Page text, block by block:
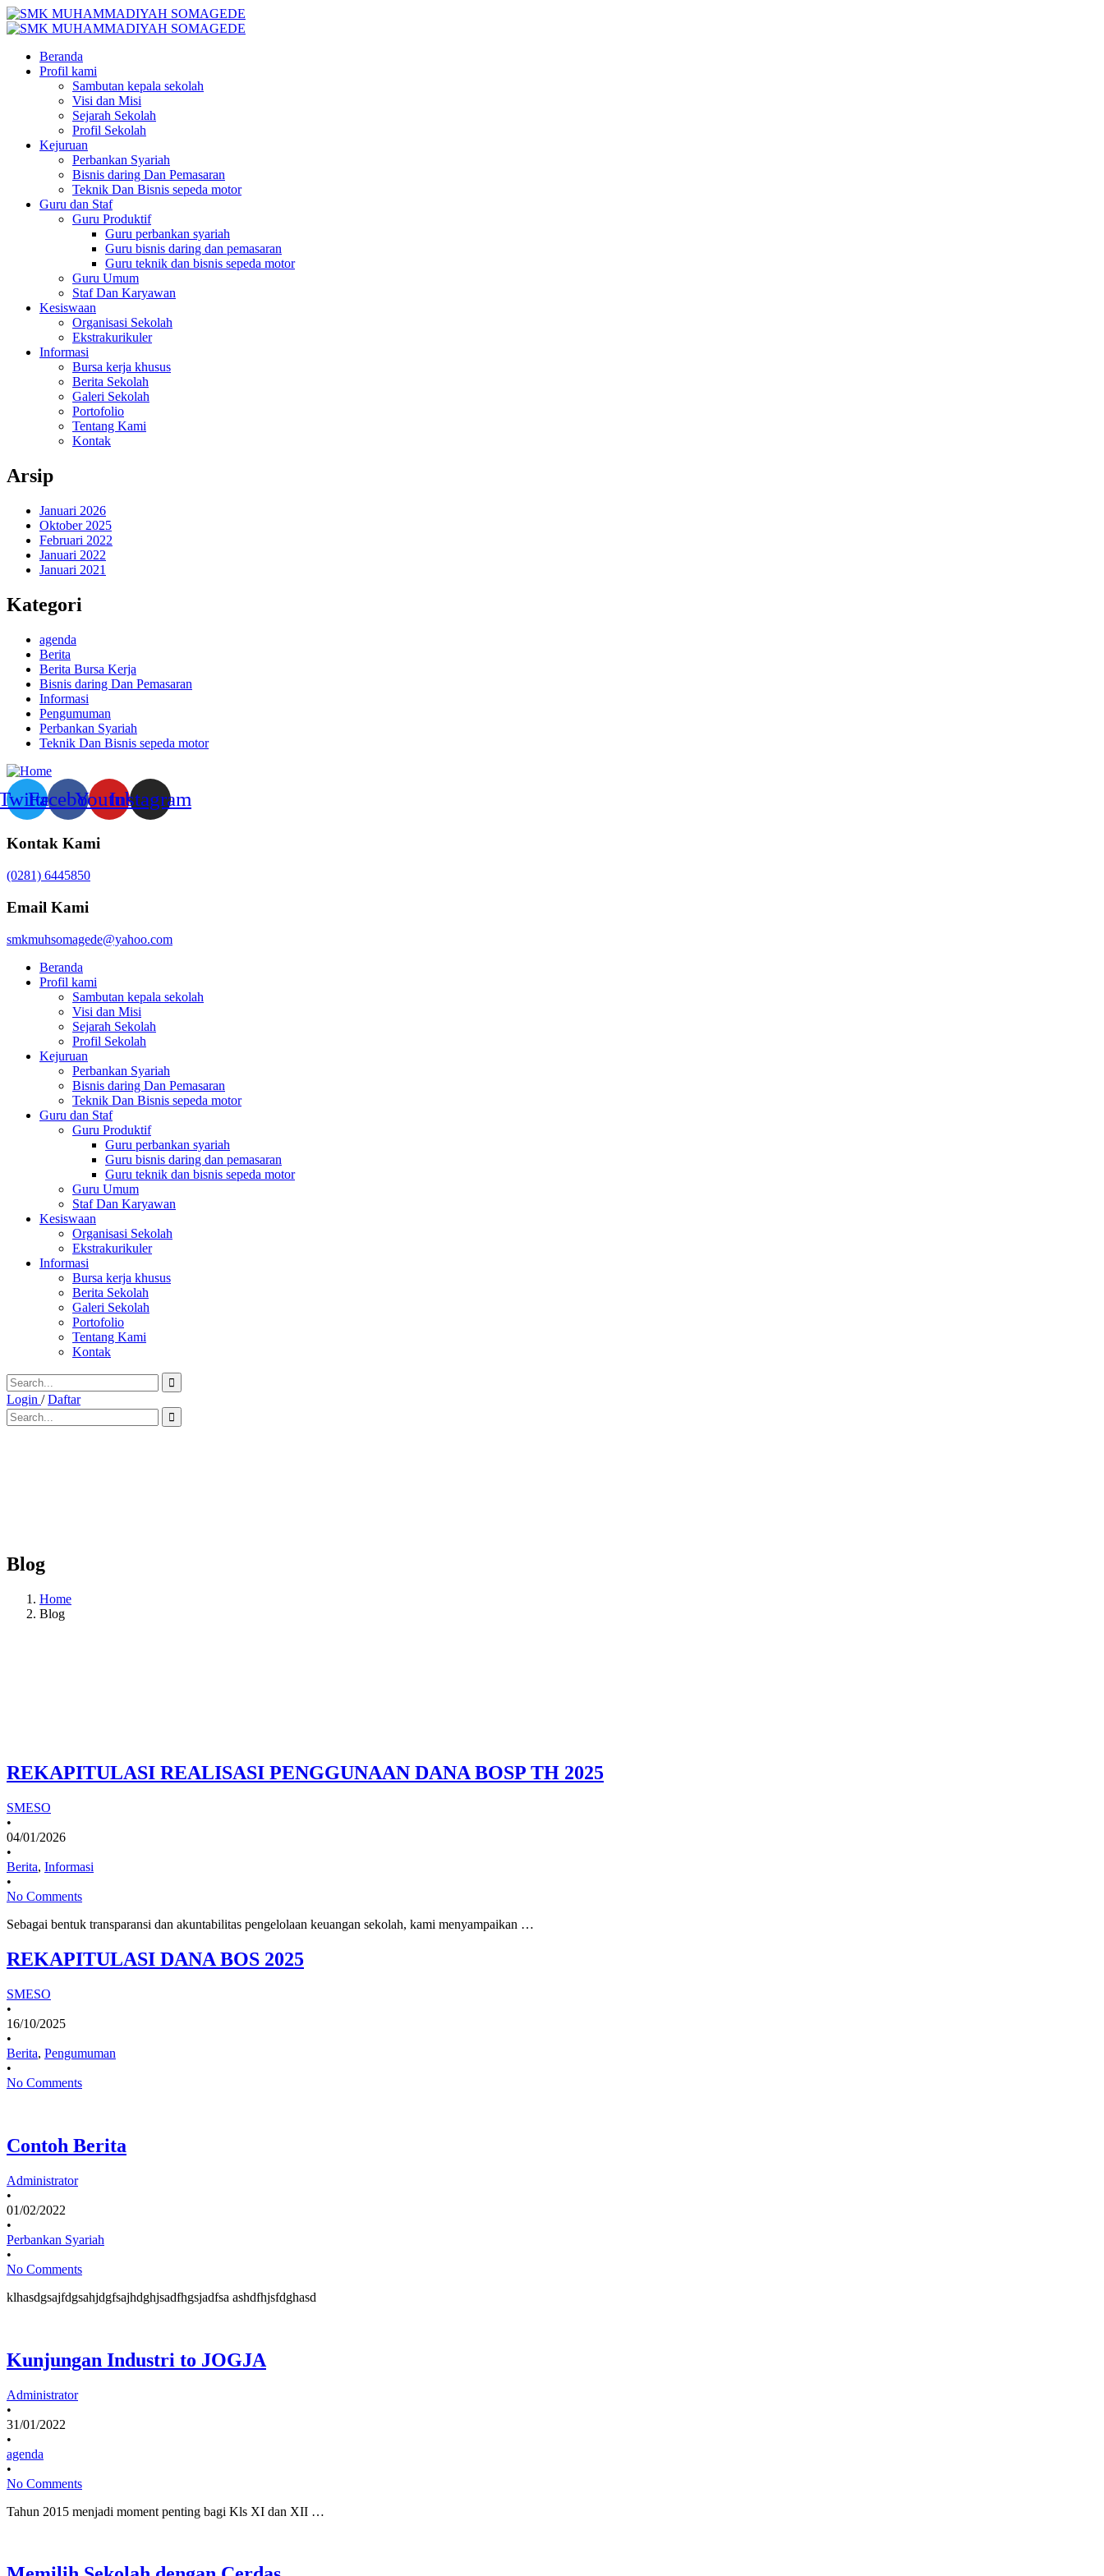
Beranda
Profil kami
Sambutan kepala sekolah
Visi dan Misi
Sejarah Sekolah
Profil Sekolah
Kejuruan
Perbankan Syariah
Bisnis daring Dan Pemasaran
Teknik Dan Bisnis sepeda motor
Guru dan Staf
Guru Produktif
Guru perbankan syariah
Guru bisnis daring dan pemasaran
Guru teknik dan bisnis sepeda motor
Guru Umum
Staf Dan Karyawan
Kesiswaan
Organisasi Sekolah
Ekstrakurikuler
Informasi
Bursa kerja khusus
Berita Sekolah
Galeri Sekolah
Portofolio
Tentang Kami
Kontak
Arsip
Januari 2026
Oktober 2025
Februari 2022
Januari 2022
Januari 2021
Kategori
agenda
Berita
Berita Bursa Kerja
Bisnis daring Dan Pemasaran
Informasi
Pengumuman
Perbankan Syariah
Teknik Dan Bisnis sepeda motor
FacebookYoutubeInstagram
Kontak Kami
(0281) 6445850
Email Kami
smkmuhsomagede@yahoo.com
Beranda
Profil kami
Sambutan kepala sekolah
Visi dan Misi
Sejarah Sekolah
Profil Sekolah
Kejuruan
Perbankan Syariah
Bisnis daring Dan Pemasaran
Teknik Dan Bisnis sepeda motor
Guru dan Staf
Guru Produktif
Guru perbankan syariah
Guru bisnis daring dan pemasaran
Guru teknik dan bisnis sepeda motor
Guru Umum
Staf Dan Karyawan
Kesiswaan
Organisasi Sekolah
Ekstrakurikuler
Informasi
Bursa kerja khusus
Berita Sekolah
Galeri Sekolah
Portofolio
Tentang Kami
Kontak
Login / Daftar
Blog
Home
Blog
REKAPITULASI REALISASI PENGGUNAAN DANA BOSP TH 2025
SMESO
•
04/01/2026
•
Berita, Informasi
•
No Comments
Sebagai bentuk transparansi dan akuntabilitas pengelolaan keuangan sekolah, kami menyampaikan …
REKAPITULASI DANA BOS 2025
SMESO
•
16/10/2025
•
Berita, Pengumuman
•
No Comments
Contoh Berita
Administrator
•
01/02/2022
•
Perbankan Syariah
•
No Comments
klhasdgsajfdgsahjdgfsajhdghjsadfhgsjadfsa ashdfhjsfdghasd
Kunjungan Industri to JOGJA
Administrator
•
31/01/2022
•
agenda
•
No Comments
Tahun 2015 menjadi moment penting bagi Kls XI dan XII …